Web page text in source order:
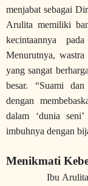
menjabat sebagai
Arulita memiliki
kecintaannya
Menurutnya,
yang sangat
besar. “Suami
dengan
dalam ‘dunia
imbuhnya dengan
Menikmati
Ibu